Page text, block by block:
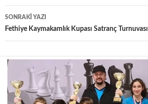
SONRAKI YAZI
Fethiye Kaymakamlık Kupası Satranç Turnuvası